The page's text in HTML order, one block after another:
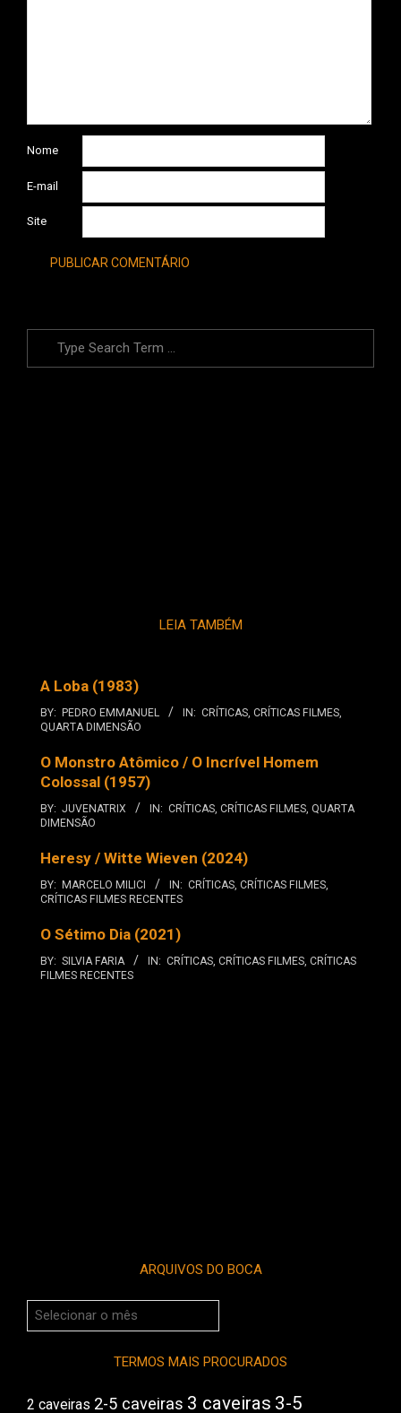
Nome
E-mail
Site
LEIA TAMBÉM
A Loba (1983)
BY: PEDRO EMMANUEL IN: CRÍTICAS, CRÍTICAS FILMES,
QUARTA DIMENSÃO
O Monstro Atômico / O Incrível Homem
Colossal (1957)
BY: JUVENATRIX IN: CRÍTICAS, CRÍTICAS FILMES, QUARTA
DIMENSÃO
Heresy / Witte Wieven (2024)
BY: MARCELO MILICI IN: CRÍTICAS, CRÍTICAS FILMES,
CRÍTICAS FILMES RECENTES
O Sétimo Dia (2021)
BY: SILVIA FARIA IN: CRÍTICAS, CRÍTICAS FILMES, CRÍTICAS
FILMES RECENTES
ARQUIVOS DO BOCA
Arquivos
do
TERMOS MAIS PROCURADOS
2 caveiras 2-5 caveiras 3 caveiras 3-5